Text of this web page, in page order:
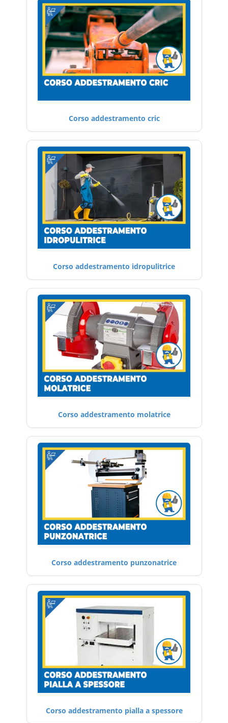
Corso addestramento cric
Corso addestramento idropulitrice
Corso addestramento molatrice
Corso addestramento punzonatrice
Corso addestramento pialla a spessore